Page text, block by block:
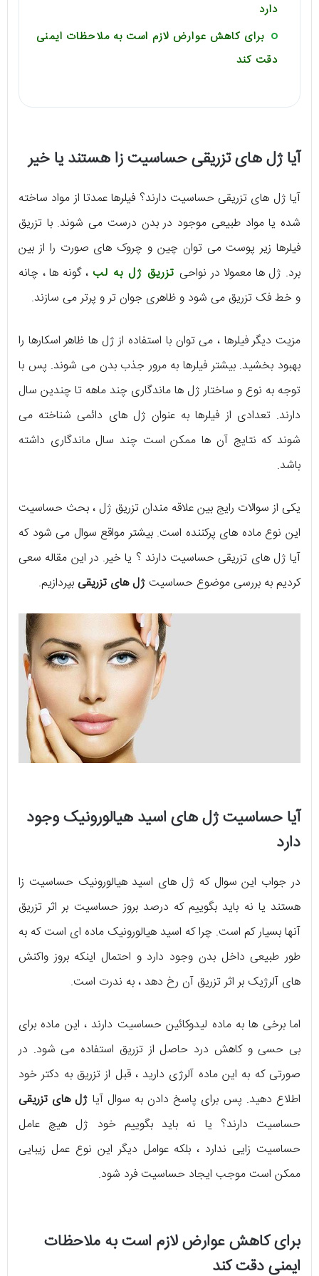
دارد
برای کاهش عوارض لازم است به ملاحظات ایمنی
دقت کند
آیا ژل های تزریقی حساسیت زا هستند یا خیر
آیا ژل های تزریقی حساسیت دارند؟ فیلرها عمدتا از مواد ساخته
شده یا مواد طبیعی موجود در بدن درست می شوند. با تزریق
فیلرها زیر پوست می توان چین و چروک های صورت را از بین
برد. ژل ها معمولا در نواحی تزریق ژل به لب ، گونه ها ، چانه
و خط فک تزریق می شود و ظاهری جوان تر و پرتر می سازند.
مزیت دیگر فیلرها ، می توان با استفاده از ژل ها ظاهر اسکارها را
بهبود بخشید. بیشتر فیلرها به مرور جذب بدن می شوند. پس با
توجه به نوع و ساختار ژل ها ماندگاری چند ماهه تا چندین سال
دارند. تعدادی از فیلرها به عنوان ژل های دائمی شناخته می
شوند که نتایج آن ها ممکن است چند سال ماندگاری داشته
باشد.
یکی از سوالات رایج بین علاقه مندان تزریق ژل ، بحث حساسیت
این نوع ماده های پرکننده است. بیشتر مواقع سوال می شود که
آیا ژل های تزریقی حساسیت دارند ؟ یا خیر. در این مقاله سعی
کردیم به بررسی موضوع حساسیت ژل های تزریقیبپردازیم.
آیا حساسیت ژل های اسید هیالورونیک وجود
دارد
در جواب این سوال که ژل های اسید هیالورونیک حساسیت زا
هستند یا نه باید بگوییم که درصد بروز حساسیت بر اثر تزریق
آنها بسیار کم است. چرا که اسید هیالورونیک ماده ای است که به
طور طبیعی داخل بدن وجود دارد و احتمال اینکه بروز واکنش
های آلرژیک بر اثر تزریق آن رخ دهد ، به ندرت است.
اما برخی ها به ماده لیدوکائین حساسیت دارند ، این ماده برای
بی حسی و کاهش درد حاصل از تزریق استفاده می شود. در
صورتی که به این ماده آلرژی دارید ، قبل از تزریق به دکتر خود
اطلاع دهید. پس برای پاسخ دادن به سوال آیا ژل های تزریقی
حساسیت دارند؟ یا نه باید بگوییم خود ژل هیچ عامل
حساسیت زایی ندارد ، بلکه عوامل دیگر این نوع عمل زیبایی
ممکن است موجب ایجاد حساسیت فرد شود.
برای کاهش عوارض لازم است به ملاحظات
ایمنی دقت کند